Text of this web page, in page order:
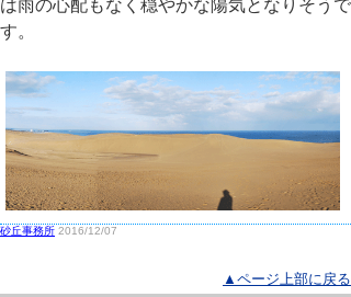
は雨の心配もなく穏やかな陽気となりそうで
す。
砂丘事務所 2016/12/07
▲ページ上部に戻る